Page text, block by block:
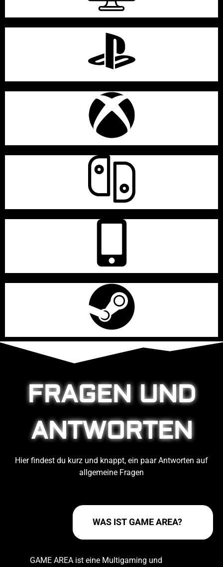
FRAGEN UND
ANTWORTEN
Hier findest du kurz und knappt, ein paar Antworten auf
allgemeine Fragen
WAS IST GAME AREA?
GAME AREA ist eine Multigaming und